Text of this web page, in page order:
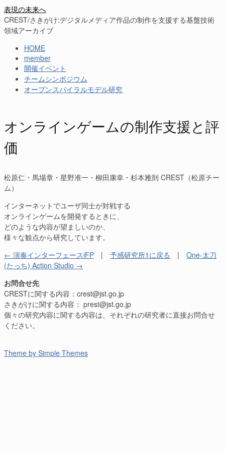
表現の未来へ
CREST/さきがけ:デジタルメディア作品の制作を支援する基盤技術
領域アーカイブ
HOME
member
開催イベント
チームシンポジウム
オープンスパイラルモデル研究
オンラインゲームの制作支援と評
価
松原仁・馬場章・星野准一・柳田康幸・杉本雅則 CREST（松原チー
ム）
インターネットでユーザ同士が対戦する
オンラインゲームを開発するときに、
どのような内容が望ましいのか、
様々な観点から研究しています。
← 演奏インターフェースiFP | 予感研究所1に戻る | One-太刀
(たっち) Action Studio →
お問合せ先
CRESTに関する内容：crest@jst.go.jp
さきがけに関する内容： prest@jst.go.jp
個々の研究内容に関する内容は、それぞれの研究者に直接お問合せ
ください。
Theme by Simple Themes